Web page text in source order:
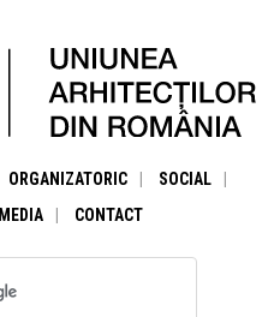
ORGANIZATORIC
SOCIAL
MEDIA CONTACT